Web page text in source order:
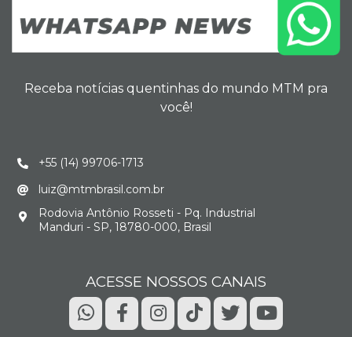
Receba notícias quentinhas do mundo MTM pra
você!
+55 (14) 99706-1713
luiz@mtmbrasil.com.br
Rodovia Antônio Rosseti - Pq. Industrial
Manduri - SP, 18780-000, Brasil
ACESSE NOSSOS CANAIS